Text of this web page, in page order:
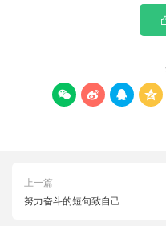
   
上一篇
努力奋斗的短句致自己